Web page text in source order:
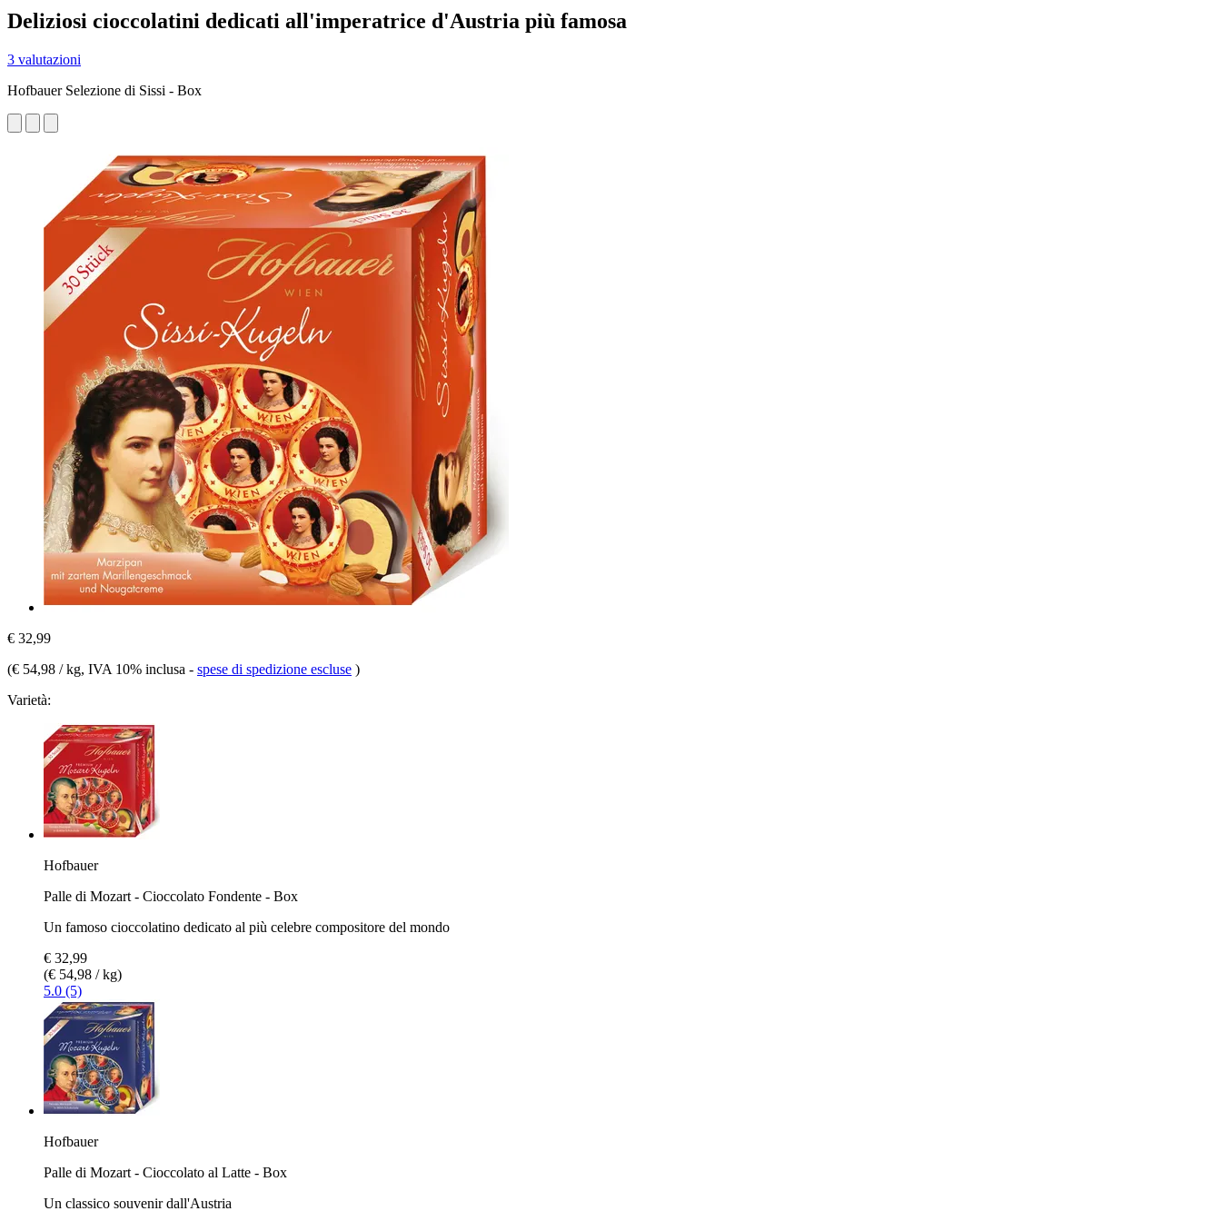
Deliziosi cioccolatini dedicati all'imperatrice d'Austria più famosa
3 valutazioni
Hofbauer Selezione di Sissi - Box
€ 32,99
(€ 54,98 / kg, IVA 10% inclusa - spese di spedizione escluse )
Varietà:
Hofbauer
Palle di Mozart - Cioccolato Fondente - Box
Un famoso cioccolatino dedicato al più celebre compositore del mondo
€ 32,99
(€ 54,98 / kg)
5.0 (5)
Hofbauer
Palle di Mozart - Cioccolato al Latte - Box
Un classico souvenir dall'Austria